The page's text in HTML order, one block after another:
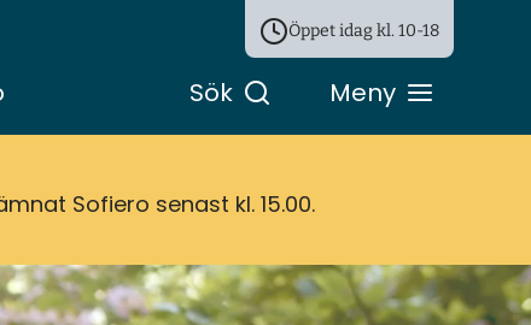
Öppet idag kl. 10-18
Sök Meny
Sofiero senast kl. 15.00.